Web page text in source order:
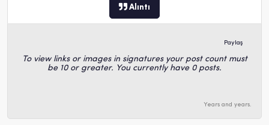
Alıntı
Paylaş
To view links or images in signatures your post count must
be 10 or greater. You currently have 0 posts.
Years and years.